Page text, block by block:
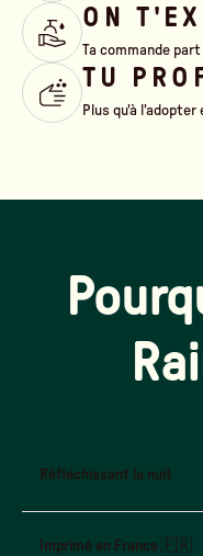
ON
Ta commande
TU
Plus qu'à
Réfléchissant la nuit
Imprimé en France 🇫🇷